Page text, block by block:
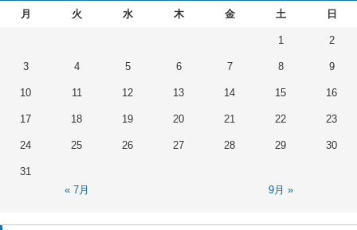
月 火 水 木 金 土 日
1 2
3 4 5 6 7 8 9
10 11 12 13 14 15 16
17 18 19 20 21 22 23
24 25 26 27 28 29 30
31
« 7月
9月 »